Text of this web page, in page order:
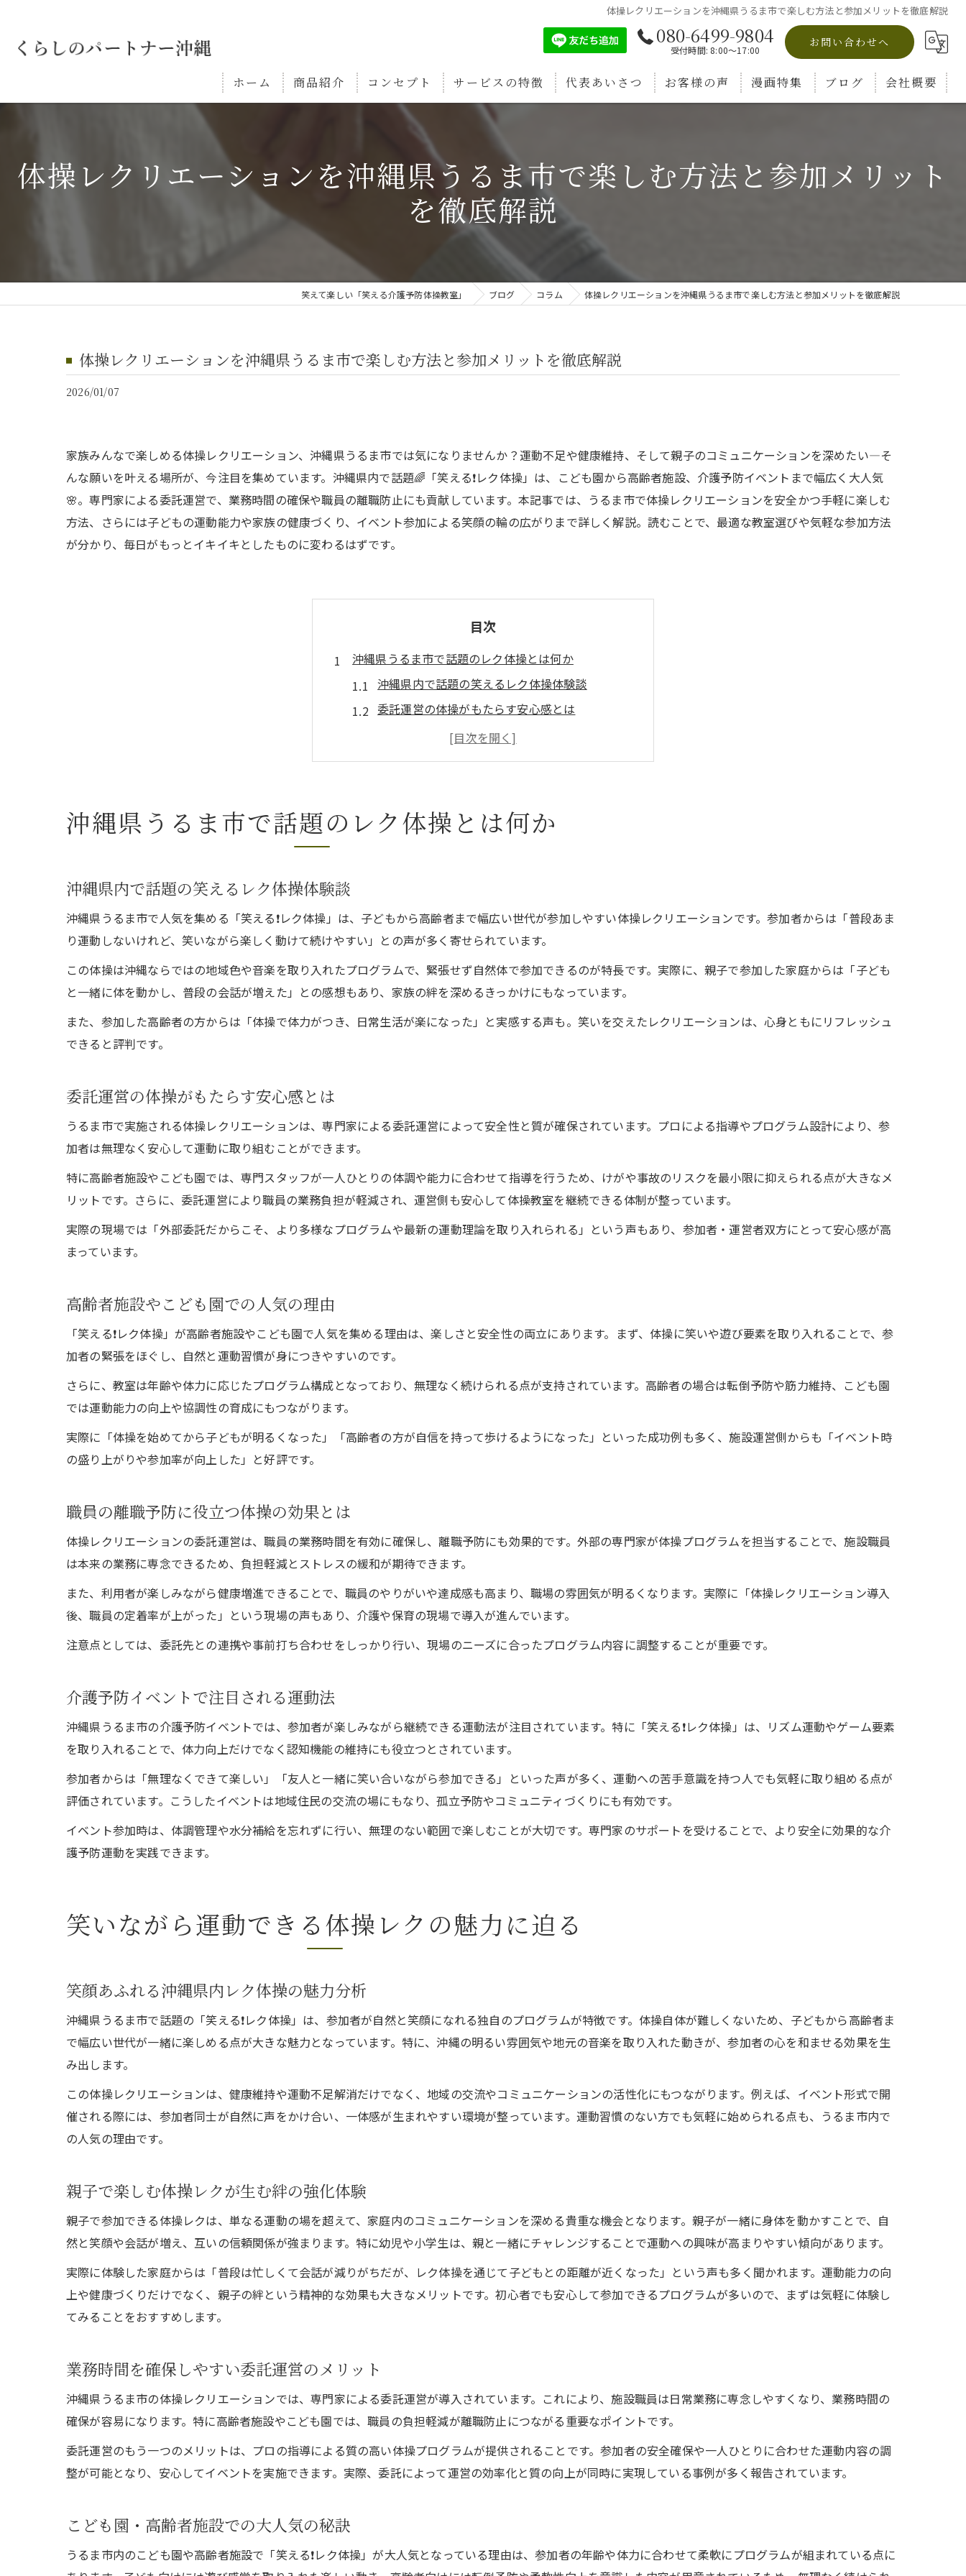
体操レクリエーションを沖縄県うるま市で楽しむ方法と参加メリットを徹底解説
080-6499-9804
受付時間: 8:00～17:00
お問い合わせへ
ホーム 商品紹介 コンセプト サービスの特徴
筋肉増強
疲労回復
関節痛予防
代表あいさつ お客様の声 漫画特集 ブログ 会社概要
体操レクリエーションを沖縄県うるま市で楽しむ方法と参加メリット
を徹底解説
笑えて楽しい「笑える介護予防体操教室」 ブログ コラム 体操レクリエーションを沖縄県うるま市で楽しむ方法と参加メリットを徹底解説
体操レクリエーションを沖縄県うるま市で楽しむ方法と参加メリットを徹底解説
2026/01/07
家族みんなで楽しめる体操レクリエーション、沖縄県うるま市では気になりませんか？運動不足や健康維持、そして親子のコミュニケーションを深めたい—そ
んな願いを叶える場所が、今注目を集めています。沖縄県内で話題🌈「笑える❗️レク体操」は、こども園から高齢者施設、介護予防イベントまで幅広く大人気
🌸。専門家による委託運営で、業務時間の確保や職員の離職防止にも貢献しています。本記事では、うるま市で体操レクリエーションを安全かつ手軽に楽しむ
方法、さらには子どもの運動能力や家族の健康づくり、イベント参加による笑顔の輪の広がりまで詳しく解説。読むことで、最適な教室選びや気軽な参加方法
が分かり、毎日がもっとイキイキとしたものに変わるはずです。
目次
沖縄県うるま市で話題のレク体操とは何か
沖縄県内で話題の笑えるレク体操体験談
委託運営の体操がもたらす安心感とは
高齢者施設やこども園での人気の理由
職員の離職予防に役立つ体操の効果とは
笑いながら運動できる体操レクの魅力に迫る
笑顔あふれる沖縄県内レク体操の魅力分析
こども園・高齢者施設での大人気の秘訣
介護予防イベントで注目の体操プログラム
委託レク体操が職員の離職予防へつながる理由
委託体操運営で職員の負担軽減を実現
こども園で大人気のレク体操体験レポート
親子で楽しむ教室が地域に与える効果とは
委託運営がもたらす安全なレクリエーション
介護予防イベントで注目の最新運動プログラム
高齢者施設やこども園で人気のプラン紹介
委託体操イベントのスムーズな参加方法
介護予防も叶う沖縄体操イベントの魅力
沖縄県内で感じたレク体操の楽しさを共有
介護予防イベントでの変化と効果実感
沖縄県うるま市で話題のレク体操とは何か
沖縄県内で話題の笑えるレク体操体験談
沖縄県うるま市で人気を集める「笑える❗️レク体操」は、子どもから高齢者まで幅広い世代が参加しやすい体操レクリエーションです。参加者からは「普段あま
り運動しないけれど、笑いながら楽しく動けて続けやすい」との声が多く寄せられています。
この体操は沖縄ならではの地域色や音楽を取り入れたプログラムで、緊張せず自然体で参加できるのが特長です。実際に、親子で参加した家庭からは「子ども
と一緒に体を動かし、普段の会話が増えた」との感想もあり、家族の絆を深めるきっかけにもなっています。
また、参加した高齢者の方からは「体操で体力がつき、日常生活が楽になった」と実感する声も。笑いを交えたレクリエーションは、心身ともにリフレッシュ
できると評判です。
委託運営の体操がもたらす安心感とは
うるま市で実施される体操レクリエーションは、専門家による委託運営によって安全性と質が確保されています。プロによる指導やプログラム設計により、参
加者は無理なく安心して運動に取り組むことができます。
特に高齢者施設やこども園では、専門スタッフが一人ひとりの体調や能力に合わせて指導を行うため、けがや事故のリスクを最小限に抑えられる点が大きなメ
リットです。さらに、委託運営により職員の業務負担が軽減され、運営側も安心して体操教室を継続できる体制が整っています。
実際の現場では「外部委託だからこそ、より多様なプログラムや最新の運動理論を取り入れられる」という声もあり、参加者・運営者双方にとって安心感が高
まっています。
高齢者施設やこども園での人気の理由
「笑える❗️レク体操」が高齢者施設やこども園で人気を集める理由は、楽しさと安全性の両立にあります。まず、体操に笑いや遊び要素を取り入れることで、参
加者の緊張をほぐし、自然と運動習慣が身につきやすいのです。
さらに、教室は年齢や体力に応じたプログラム構成となっており、無理なく続けられる点が支持されています。高齢者の場合は転倒予防や筋力維持、こども園
では運動能力の向上や協調性の育成にもつながります。
実際に「体操を始めてから子どもが明るくなった」「高齢者の方が自信を持って歩けるようになった」といった成功例も多く、施設運営側からも「イベント時
の盛り上がりや参加率が向上した」と好評です。
職員の離職予防に役立つ体操の効果とは
体操レクリエーションの委託運営は、職員の業務時間を有効に確保し、離職予防にも効果的です。外部の専門家が体操プログラムを担当することで、施設職員
は本来の業務に専念できるため、負担軽減とストレスの緩和が期待できます。
また、利用者が楽しみながら健康増進できることで、職員のやりがいや達成感も高まり、職場の雰囲気が明るくなります。実際に「体操レクリエーション導入
後、職員の定着率が上がった」という現場の声もあり、介護や保育の現場で導入が進んでいます。
注意点としては、委託先との連携や事前打ち合わせをしっかり行い、現場のニーズに合ったプログラム内容に調整することが重要です。
介護予防イベントで注目される運動法
沖縄県うるま市の介護予防イベントでは、参加者が楽しみながら継続できる運動法が注目されています。特に「笑える❗️レク体操」は、リズム運動やゲーム要素
を取り入れることで、体力向上だけでなく認知機能の維持にも役立つとされています。
参加者からは「無理なくできて楽しい」「友人と一緒に笑い合いながら参加できる」といった声が多く、運動への苦手意識を持つ人でも気軽に取り組める点が
評価されています。こうしたイベントは地域住民の交流の場にもなり、孤立予防やコミュニティづくりにも有効です。
イベント参加時は、体調管理や水分補給を忘れずに行い、無理のない範囲で楽しむことが大切です。専門家のサポートを受けることで、より安全に効果的な介
護予防運動を実践できます。
笑いながら運動できる体操レクの魅力に迫る
笑顔あふれる沖縄県内レク体操の魅力分析
沖縄県うるま市で話題の「笑える❗️レク体操」は、参加者が自然と笑顔になれる独自のプログラムが特徴です。体操自体が難しくないため、子どもから高齢者ま
で幅広い世代が一緒に楽しめる点が大きな魅力となっています。特に、沖縄の明るい雰囲気や地元の音楽を取り入れた動きが、参加者の心を和ませる効果を生
み出します。
この体操レクリエーションは、健康維持や運動不足解消だけでなく、地域の交流やコミュニケーションの活性化にもつながります。例えば、イベント形式で開
催される際には、参加者同士が自然に声をかけ合い、一体感が生まれやすい環境が整っています。運動習慣のない方でも気軽に始められる点も、うるま市内で
の人気の理由です。
親子で楽しむ体操レクが生む絆の強化体験
親子で参加できる体操レクは、単なる運動の場を超えて、家庭内のコミュニケーションを深める貴重な機会となります。親子が一緒に身体を動かすことで、自
然と笑顔や会話が増え、互いの信頼関係が強まります。特に幼児や小学生は、親と一緒にチャレンジすることで運動への興味が高まりやすい傾向があります。
実際に体験した家庭からは「普段は忙しくて会話が減りがちだが、レク体操を通じて子どもとの距離が近くなった」という声も多く聞かれます。運動能力の向
上や健康づくりだけでなく、親子の絆という精神的な効果も大きなメリットです。初心者でも安心して参加できるプログラムが多いので、まずは気軽に体験し
てみることをおすすめします。
業務時間を確保しやすい委託運営のメリット
沖縄県うるま市の体操レクリエーションでは、専門家による委託運営が導入されています。これにより、施設職員は日常業務に専念しやすくなり、業務時間の
確保が容易になります。特に高齢者施設やこども園では、職員の負担軽減が離職防止につながる重要なポイントです。
委託運営のもう一つのメリットは、プロの指導による質の高い体操プログラムが提供されることです。参加者の安全確保や一人ひとりに合わせた運動内容の調
整が可能となり、安心してイベントを実施できます。実際、委託によって運営の効率化と質の向上が同時に実現している事例が多く報告されています。
こども園・高齢者施設での大人気の秘訣
うるま市内のこども園や高齢者施設で「笑える❗️レク体操」が大人気となっている理由は、参加者の年齢や体力に合わせて柔軟にプログラムが組まれている点に